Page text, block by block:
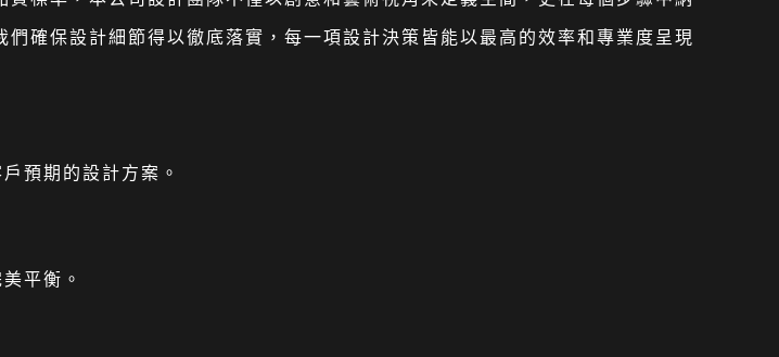
確保設計細節得以徹底落實，每一項設計決策皆能以最高的效率和專業度呈現
預期的設計方案。
平衡。